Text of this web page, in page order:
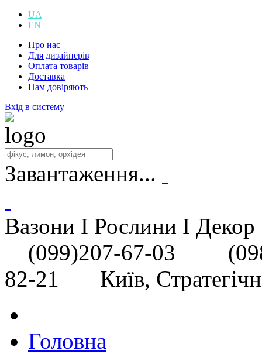
UA
EN
Про нас
Для дизайнерів
Оплата товарів
Доставка
Нам довіряють
Вхід в систему
Завантаження...
Вазони I Рослини I Декор
(099)207-67-03
82-21 Київ,
Головна